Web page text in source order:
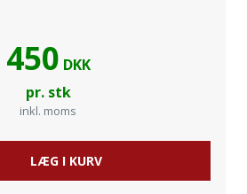
450 DKK
pr. stk
inkl. moms
LÆG I KURV